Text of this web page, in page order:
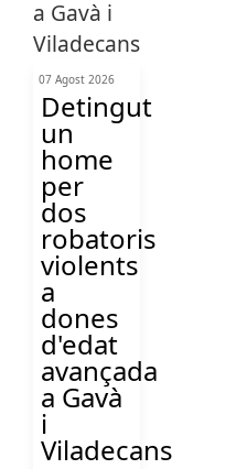
07 Agost 2026
Detingut
un
home
per
dos
robatoris
violents
a
dones
d'edat
avançada
a Gavà
i
Viladecans